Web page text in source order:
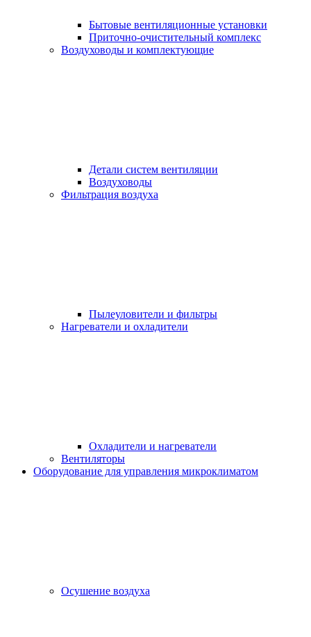
Бытовые вентиляционные установки
Приточно-очистительный комплекс
Воздуховоды и комплектующие
Детали систем вентиляции
Воздуховоды
Фильтрация воздуха
Пылеуловители и фильтры
Нагреватели и охладители
Охладители и нагреватели
Вентиляторы
Оборудование для управления микроклиматом
Осушение воздуха